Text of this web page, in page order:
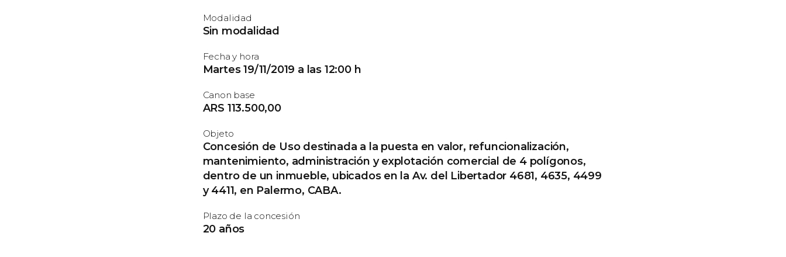
Modalidad
Sin modalidad
Fecha y hora
Martes 19/11/2019 a las 12:00 h
Canon base
ARS 113.500,00
Objeto
Concesión de Uso destinada a la puesta en valor, refuncionalización,
mantenimiento, administración y explotación comercial de 4 polígonos,
dentro de un inmueble, ubicados en la Av. del Libertador 4681, 4635, 4499
y 4411, en Palermo, CABA.
Plazo de la concesión
20 años